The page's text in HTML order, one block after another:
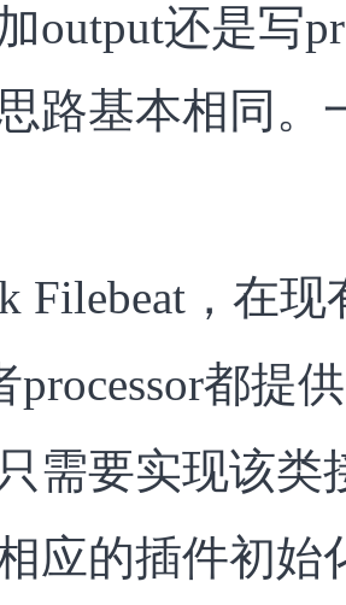
output还是写
路基本相同。
Filebeat，在
processor都提
需要实现该类
应的插件初始